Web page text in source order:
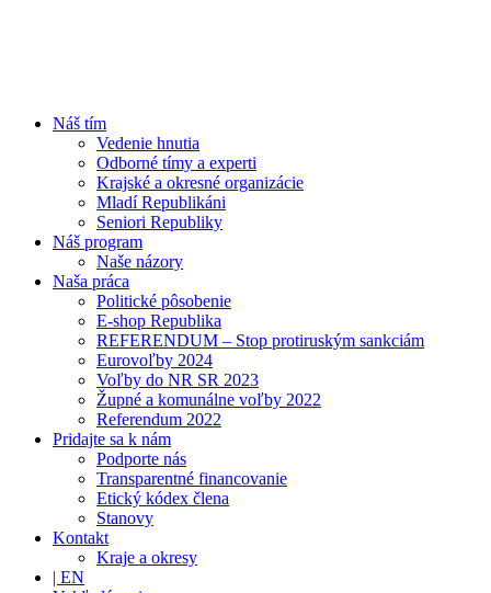
Náš tím
Vedenie hnutia
Odborné tímy a experti
Krajské a okresné organizácie
Mladí Republikáni
Seniori Republiky
Náš program
Naše názory
Naša práca
Politické pôsobenie
E-shop Republika
REFERENDUM – Stop protiruským sankciám
Eurovoľby 2024
Voľby do NR SR 2023
Župné a komunálne voľby 2022
Referendum 2022
Pridajte sa k nám
Podporte nás
Transparentné financovanie
Etický kódex člena
Stanovy
Kontakt
Kraje a okresy
| EN